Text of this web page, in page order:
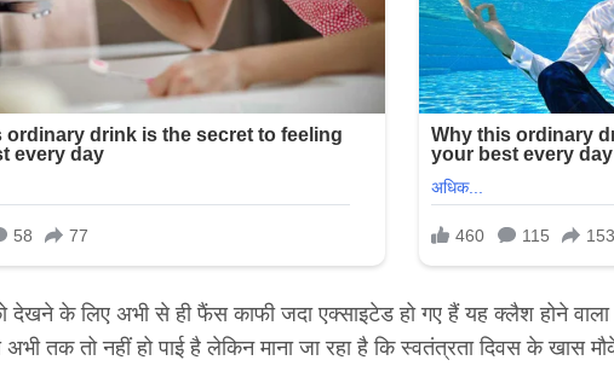
के लिए अभी से ही फैंस काफी जदा एक्साइटेड हो गए हैं यह क्लैश होने वाला
तक तो नहीं हो पाई है लेकिन माना जा रहा है कि स्वतंत्रता दिवस के खास